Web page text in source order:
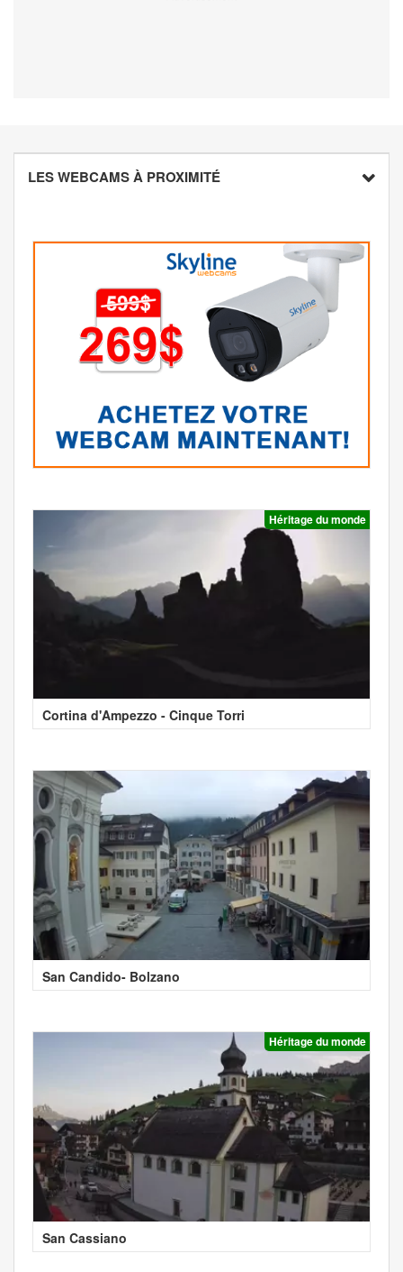
LES WEBCAMS À PROXIMITÉ
Héritage du monde
Cortina d'Ampezzo - Cinque Torri
San Candido- Bolzano
Héritage du monde
San Cassiano